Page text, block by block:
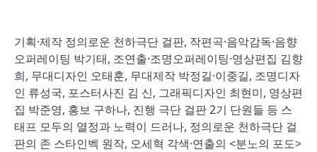
기획·제작 정의로운 천하극단 걸판, 작편곡·음악감독·음향
오퍼레이팅 박기태, 조연출·조명오퍼레이팅·영상편집 김향
희, 무대디자인 오태훈, 무대제작 박정길·이중길, 조명디자
인 류성국, 포스터사진 김 신, 그래픽디자인 최현미, 영상편
집 박준영, 홍보 구하나, 진행 극단 걸판 2기 단원들 등 스
태프 모두의 열정과 노력이 드러나, 정의로운 천하극단 걸
판의 존 스타인벡 원작, 오세혁 각색·연출의 <분노의 포도>